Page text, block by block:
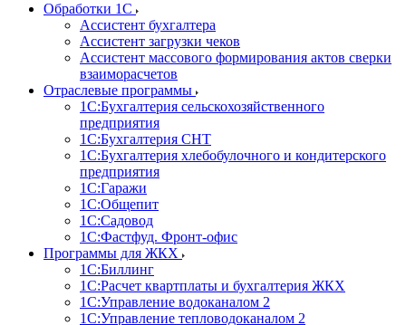
Обработки 1С
Ассистент бухгалтера
Ассистент загрузки чеков
Ассистент массового формирования актов сверки
взаиморасчетов
Отраслевые программы
1С:Бухгалтерия сельскохозяйственного
предприятия
1С:Бухгалтерия СНТ
1С:Бухгалтерия хлебобулочного и кондитерского
предприятия
1С:Гаражи
1С:Общепит
1С:Садовод
1С:Фастфуд. Фронт-офис
Программы для ЖКХ
1С:Биллинг
1С:Расчет квартплаты и бухгалтерия ЖКХ
1С:Управление водоканалом 2
1С:Управление тепловодоканалом 2